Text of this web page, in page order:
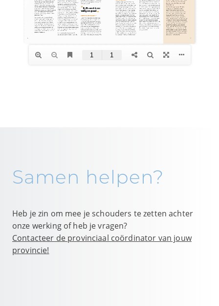
Samen helpen?
Heb je zin om mee je schouders te zetten achter
onze werking of heb je vragen?
Contacteer de provinciaal coördinator van jouw
provincie!